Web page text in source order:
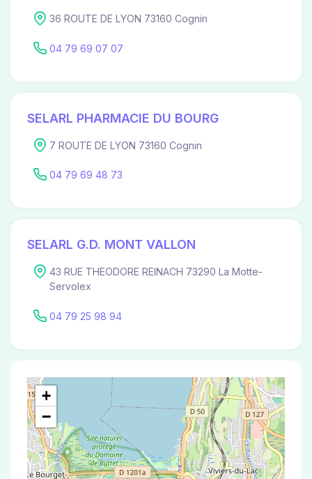
36 ROUTE DE LYON 73160 Cognin
04 79 69 07 07
SELARL PHARMACIE DU BOURG
7 ROUTE DE LYON 73160 Cognin
04 79 69 48 73
SELARL G.D. MONT VALLON
43 RUE THEODORE REINACH 73290 La Motte-
Servolex
04 79 25 98 94
+
−